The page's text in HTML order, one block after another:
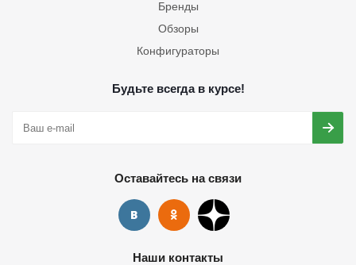
Бренды
Обзоры
Конфигураторы
Будьте всегда в курсе!
Оставайтесь на связи
Наши контакты